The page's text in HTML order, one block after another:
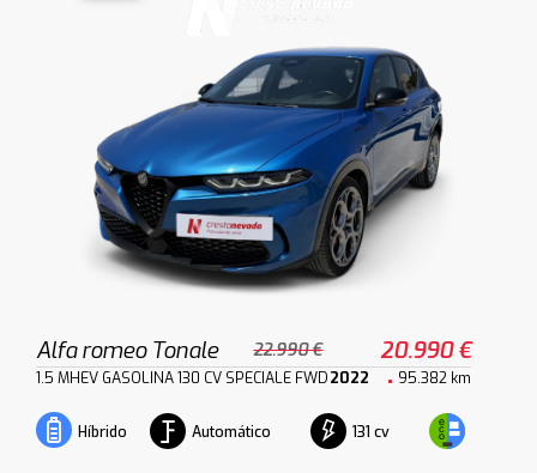
Alfa romeo Tonale 22.990 € 20.990 €
1.5 MHEV GASOLINA 130 CV SPECIALE FWD2022 95.382 km
Híbrido Automático 131 cv